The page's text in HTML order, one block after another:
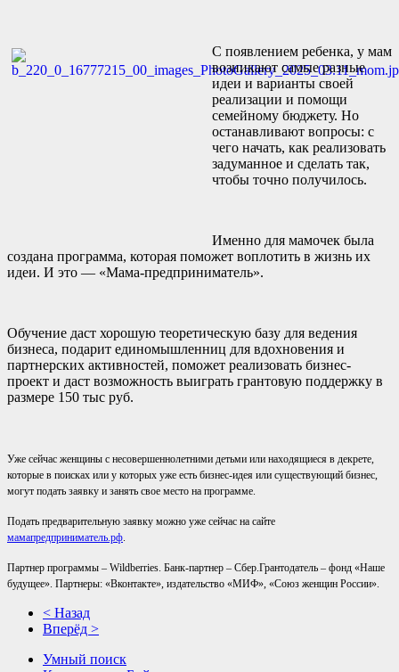
С появлением ребенка, у мам
возникают самые разные
идеи и варианты своей
реализации и помощи
семейному бюджету. Но
останавливают вопросы: с
чего начать, как реализовать
задуманное и сделать так,
чтобы точно получилось.
Именно для мамочек была
создана программа, которая поможет воплотить в жизнь их
идеи. И это — «Мама-предприниматель».
Обучение даст хорошую теоретическую базу для ведения
бизнеса, подарит единомышленниц для вдохновения и
партнерских активностей, поможет реализовать бизнес-
проект и даст возможность выиграть грантовую поддержку в
размере 150 тыс руб.
Уже сейчас женщины с несовершеннолетними детьми или находящиеся в декрете,
которые в поисках или у которых уже есть бизнес-идея или существующий бизнес,
могут подать заявку и занять свое место на программе.
Подать предварительную заявку можно уже сейчас на сайте
мамапредприниматель.рф.
Партнер программы – Wildberries. Банк-партнер – Сбер.Грантодатель – фонд «Наше
будущее». Партнеры: «Вконтакте», издательство «МИФ», «Союз женщин России».
< Назад
Вперёд >
Умный поиск